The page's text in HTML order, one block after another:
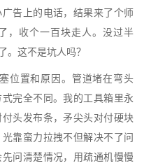
告上的电话，结果来了个师
，收个一百块走人。没过半
。这不是坑人吗？
位置和原因。管道堵在弯头
完全不同。我的工具箱里永
头发布条，矛尖头对付硬块
靠蛮力拉拽不但解决不了问
问清楚情况，用疏通机慢慢